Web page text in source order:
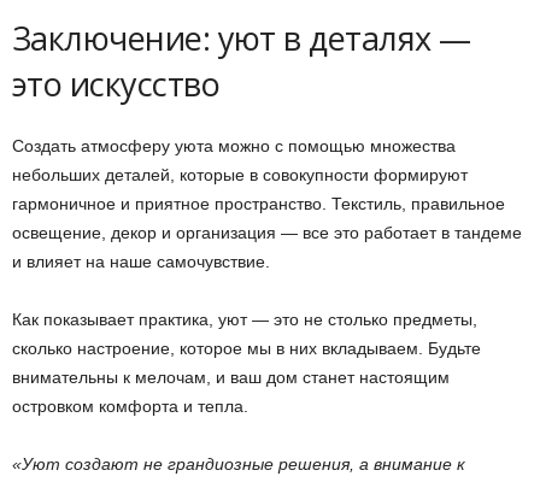
Заключение: уют в деталях —
это искусство
Создать атмосферу уюта можно с помощью множества
небольших деталей, которые в совокупности формируют
гармоничное и приятное пространство. Текстиль, правильное
освещение, декор и организация — все это работает в тандеме
и влияет на наше самочувствие.
Как показывает практика, уют — это не столько предметы,
сколько настроение, которое мы в них вкладываем. Будьте
внимательны к мелочам, и ваш дом станет настоящим
островком комфорта и тепла.
«Уют создают не грандиозные решения, а внимание к